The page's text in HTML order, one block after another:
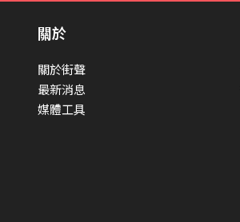
關於
關於街聲
最新消息
媒體工具